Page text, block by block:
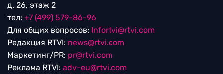
д. 26, этаж 2
тел: +7 (499) 579-86-96
Для общих вопросов: Infortvi@rtvi.com
Редакция RTVI: news@rtvi.com
Маркетинг/PR: pr@rtvi.com
Реклама RTVI: adv-eu@rtvi.com